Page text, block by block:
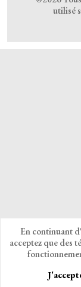
utilisé
En continuant
acceptez que des